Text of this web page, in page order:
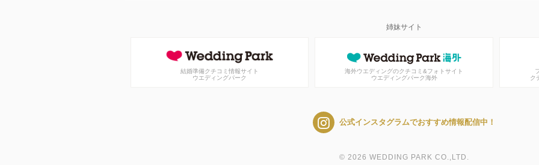
姉妹サイト
結婚準備クチコミ情報サイト
ウエディングパーク
海外ウエディングのクチコミ&フォトサイト
ウエディングパーク海外
ク
公式インスタグラムでおすすめ情報配信中！
© 2026 WEDDING PARK CO.,LTD.